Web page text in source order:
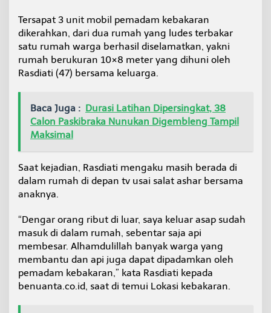
i
b
a
n
u
i
S
g
a
F
i
m
a
h
Tersapat 3 unit mobil pemadam kebakaran
dikerahkan, dari dua rumah yang ludes terbakar
satu rumah warga berhasil diselamatkan, yakni
rumah berukuran 10×8 meter yang dihuni oleh
Rasdiati (47) bersama keluarga.
Baca Juga : Durasi Latihan Dipersingkat, 38
Calon Paskibraka Nunukan Digembleng Tampil
Maksimal
Saat kejadian, Rasdiati mengaku masih berada di
dalam rumah di depan tv usai salat ashar bersama
anaknya.
“Dengar orang ribut di luar, saya keluar asap sudah
masuk di dalam rumah, sebentar saja api
membesar. Alhamdulillah banyak warga yang
membantu dan api juga dapat dipadamkan oleh
pemadam kebakaran,” kata Rasdiati kepada
benuanta.co.id, saat di temui Lokasi kebakaran.